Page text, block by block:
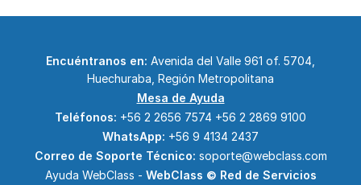
Encuéntranos en: Avenida del Valle 961 of. 5704,
Huechuraba, Región Metropolitana
Mesa de Ayuda
Teléfonos: +56 2 2656 7574 +56 2 2869 9100
WhatsApp: +56 9 4134 2437
Correo de Soporte Técnico: soporte@webclass.com
Ayuda WebClass - WebClass © Red de Servicios